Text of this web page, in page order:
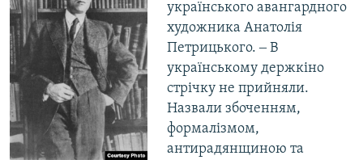
українського авангардного
художника Анатолія
Петрицького. ‒ В
українському держкіно
стрічку не прийняли.
Назвали збоченням,
формалізмом,
антирадянщиною та